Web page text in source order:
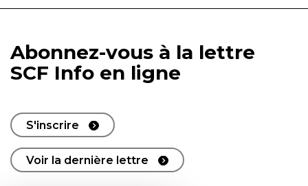
Abonnez-vous à la lettre
SCF Info en ligne
S'inscrire
Voir la dernière lettre